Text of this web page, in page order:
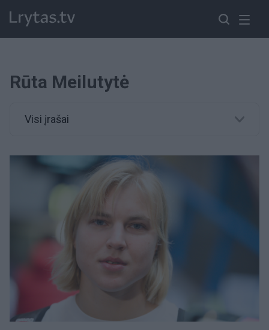
Rūta Meilutytė
Visi įrašai